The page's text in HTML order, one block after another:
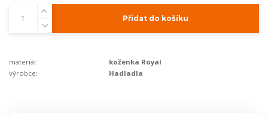
Přidat do košíku
materiál:
koženka Royal
výrobce:
Hadladla